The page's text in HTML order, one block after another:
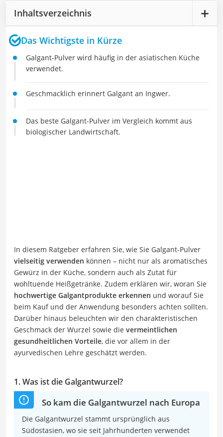
Inhaltsverzeichnis
Das Wichtigste in Kürze
Galgant-Pulver wird häufig in der asiatischen Küche
verwendet.
Geschmacklich erinnert Galgant an Ingwer.
Das beste Galgant-Pulver im Vergleich kommt aus
biologischer Landwirtschaft.
In diesem Ratgeber erfahren Sie, wie Sie Galgant-Pulver
vielseitig verwenden können – nicht nur als aromatisches
Gewürz in der Küche, sondern auch als Zutat für
wohltuende Heißgetränke. Zudem erklären wir, woran Sie
hochwertige Galgantprodukte erkennen und worauf Sie
beim Kauf und der Anwendung besonders achten sollten.
Darüber hinaus beleuchten wir den charakteristischen
Geschmack der Wurzel sowie die vermeintlichen
gesundheitlichen Vorteile, die vor allem in der
ayurvedischen Lehre geschätzt werden.
1. Was ist die Galgantwurzel?
So kam die Galgantwurzel nach Europa
Die Galgantwurzel stammt ursprünglich aus
Südostasien, wo sie seit Jahrhunderten verwendet